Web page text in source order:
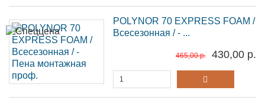
POLYNOR 70 EXPRESS FOAM /
Всесезонная / - ...
465,00 р. 430,00 р.